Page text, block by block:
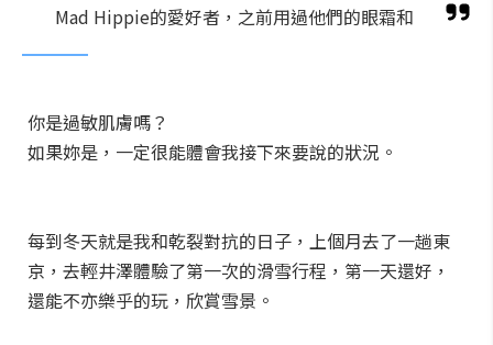
Mad Hippie的愛好者，之前用過他們的眼霜和
你是過敏肌膚嗎？
如果妳是，一定很能體會我接下來要說的狀況。
每到冬天就是我和乾裂對抗的日子，上個月去了一趟東
京，去輕井澤體驗了第一次的滑雪行程，第一天還好，
還能不亦樂乎的玩，欣賞雪景。